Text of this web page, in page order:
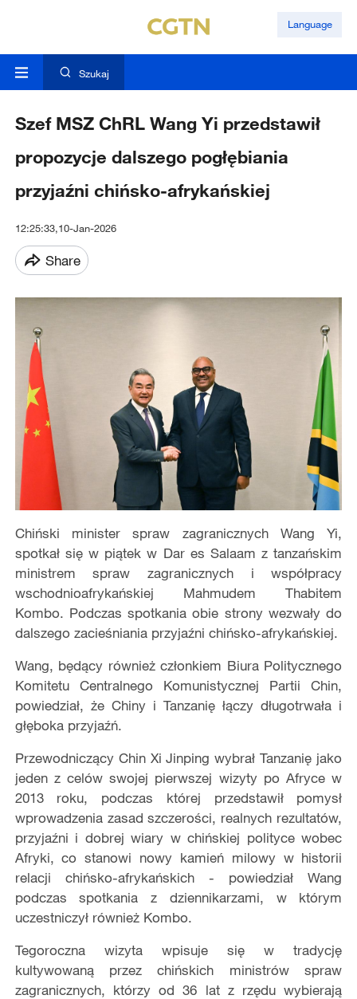
Language
Szukaj
Szef MSZ ChRL Wang Yi przedstawił
propozycje dalszego pogłębiania
przyjaźni chińsko-afrykańskiej
12:25:33,10-Jan-2026
Share
Chiński minister spraw zagranicznych Wang Yi,
spotkał się w piątek w Dar es Salaam z tanzańskim
ministrem spraw zagranicznych i współpracy
wschodnioafrykańskiej Mahmudem Thabitem
Kombo. Podczas spotkania obie strony wezwały do
dalszego zacieśniania przyjaźni chińsko-afrykańskiej.
Wang, będący również członkiem Biura Politycznego
Komitetu Centralnego Komunistycznej Partii Chin,
powiedział, że Chiny i Tanzanię łączy długotrwała i
głęboka przyjaźń.
Przewodniczący Chin Xi Jinping wybrał Tanzanię jako
jeden z celów swojej pierwszej wizyty po Afryce w
2013 roku, podczas której przedstawił pomysł
wprowadzenia zasad szczerości, realnych rezultatów,
przyjaźni i dobrej wiary w chińskiej polityce wobec
Afryki, co stanowi nowy kamień milowy w historii
relacji chińsko-afrykańskich - powiedział Wang
podczas spotkania z dziennikarzami, w którym
uczestniczył również Kombo.
Tegoroczna wizyta wpisuje się w tradycję
kultywowaną przez chińskich ministrów spraw
zagranicznych, którzy od 36 lat z rzędu wybierają